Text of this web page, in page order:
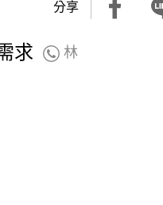
分享
求 林